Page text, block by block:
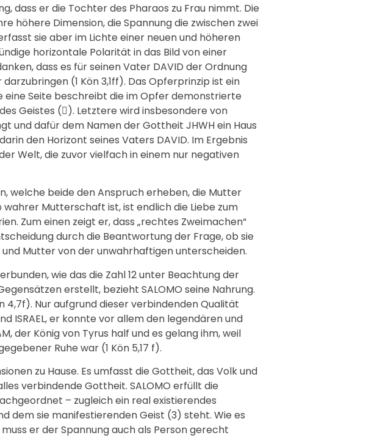
dass er die Tochter des Pharaos zu Frau nimmt. Die
höhere Dimension, die Spannung die zwischen zwei
sie aber im Lichte einer neuen und höheren
horizontale Polarität in das Bild von einer
dass es für seinen Vater DAVID der Ordnung
(1 Kön 3,1ff). Das Opferprinzip ist ein
eine Seite beschreibt die im Opfer demonstrierte
Geistes (). Letztere wird insbesondere von
und dafür dem Namen der Gottheit JHWH ein Haus
den Horizont seines Vaters DAVID. Im Ergebnis
Welt, die zuvor vielfach in einem nur negativen
welche beide den Anspruch erheben, die Mutter
wahrer Mutterschaft ist, ist endlich die Liebe zum
Zum einen zeigt er, dass „rechtes Zweimachen“
durch die Beantwortung der Frage, ob sie
Mutter von der unwahrhaftigen unterscheiden.
wie das die Zahl 12 unter Beachtung der
erstellt, bezieht SALOMO seine Nahrung.
4,7f). Nur aufgrund dieser verbindenden Qualität
ISRAEL, er konnte vor allem den legendären und
der König von Tyrus half und es gelang ihm, weil
Ruhe war (1 Kön 5,17 f).
zu Hause. Es umfasst die Gottheit, das Volk und
verbindende Gottheit. SALOMO erfüllt die
– zugleich ein real existierendes
dem sie manifestierenden Geist (3) steht. Wie es
er der Spannung auch als Person gerecht